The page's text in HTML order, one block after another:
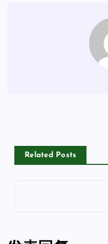
Related Posts